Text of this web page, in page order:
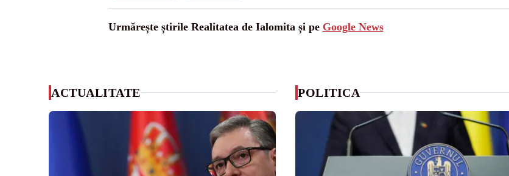
Urmărește știrile Realitatea de Ialomita și pe Google News
ACTUALITATE POLITICA